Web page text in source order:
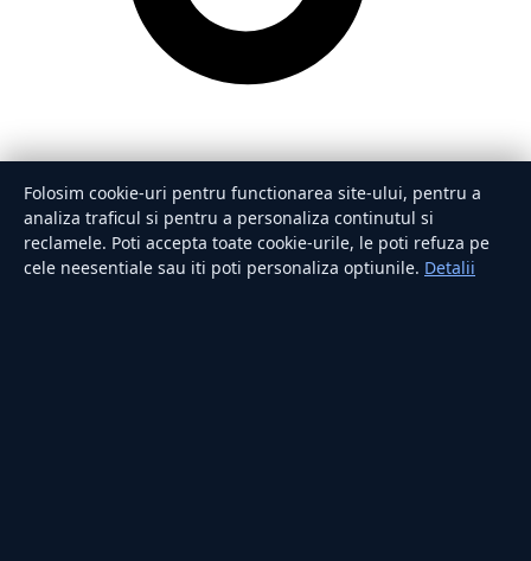
Folosim cookie-uri pentru functionarea site-ului, pentru a
analiza traficul si pentru a personaliza continutul si
reclamele. Poti accepta toate cookie-urile, le poti refuza pe
cele neesentiale sau iti poti personaliza optiunile. Detalii